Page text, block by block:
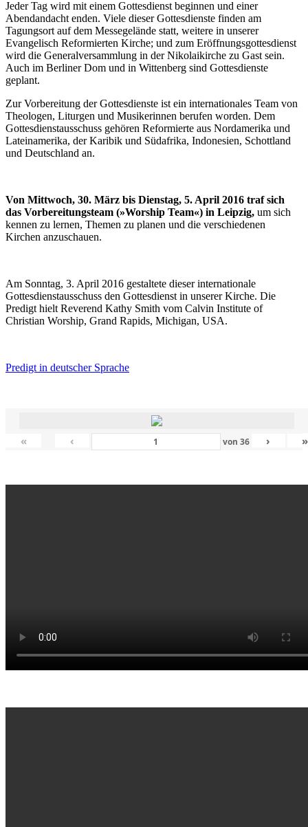
Jeder Tag wird mit einem Gottesdienst beginnen und einer
Abendandacht enden. Viele dieser Gottesdienste finden am
Tagungsort auf dem Messegelände statt, weitere in unserer
Evangelisch Reformierten Kirche; und zum Eröffnungsgottesdienst
wird die Generalversammlung in der Nikolaikirche zu Gast sein.
Auch im Berliner Dom und in Wittenberg sind Gottesdienste
geplant.
Zur Vorbereitung der Gottesdienste ist ein internationales Team von
Theologen, Liturgen und Musikerinnen berufen worden. Dem
Gottesdienstausschuss gehören Reformierte aus Nordamerika und
Lateinamerika, der Karibik und Südafrika, Indonesien, Schottland
und Deutschland an.
Von Mittwoch, 30. März bis Dienstag, 5. April 2016 traf sich
das Vorbereitungsteam (»Worship Team«) in Leipzig, um sich
kennen zu lernen, Themen zu planen und die verschiedenen
Kirchen anzuschauen.
Am Sonntag, 3. April 2016 gestaltete dieser internationale
Gottesdienstausschuss den Gottesdienst in unserer Kirche. Die
Predigt hielt Reverend Kathy Smith vom Calvin Institute of
Christian Worship, Grand Rapids, Michigan, USA.
Predigt in deutscher Sprache
« ‹ von 36 › »